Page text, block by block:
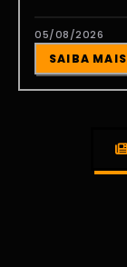
05/08/2026
SAIBA MAIS